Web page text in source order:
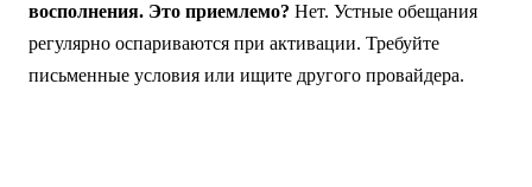
восполнения. Это приемлемо? Нет. Устные обещания
регулярно оспариваются при активации. Требуйте
письменные условия или ищите другого провайдера.